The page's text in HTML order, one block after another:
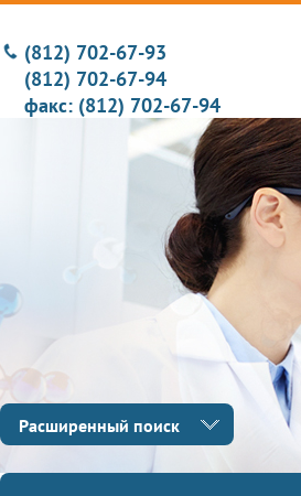
(812) 702-67-93
(812) 702-67-94
факс: (812) 702-67-94
Расширенный поиск